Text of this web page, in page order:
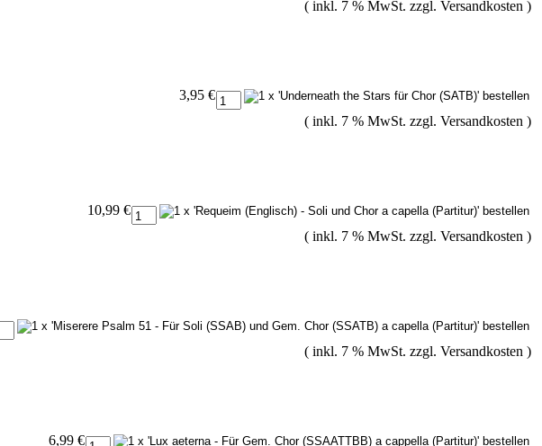
( inkl. 7 % MwSt. zzgl. Versandkosten )
3,95 €
( inkl. 7 % MwSt. zzgl. Versandkosten )
10,99 €
( inkl. 7 % MwSt. zzgl. Versandkosten )
( inkl. 7 % MwSt. zzgl. Versandkosten )
6,99 €